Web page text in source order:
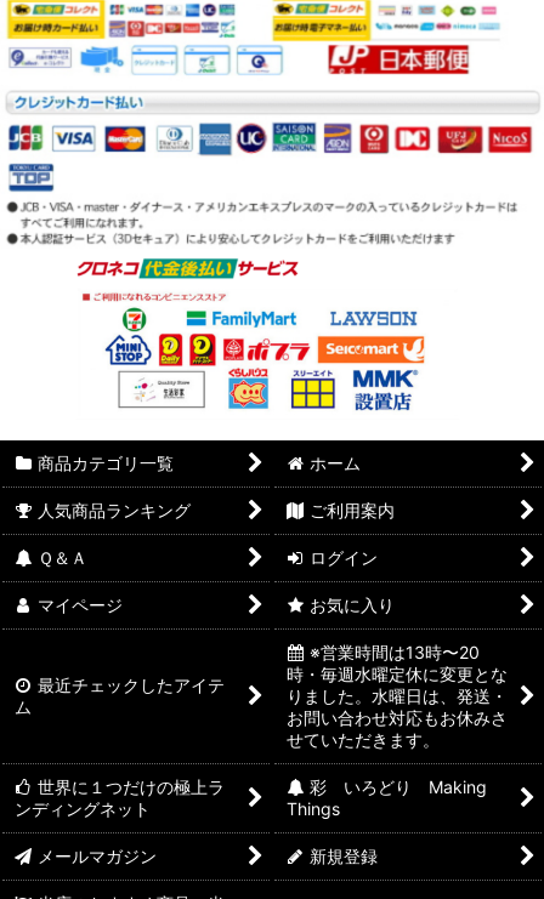
商品カテゴリ一覧 ホーム
人気商品ランキング ご利用案内
Ｑ＆Ａ ログイン
マイページ お気に入り
最近チェックしたアイテ
ム
※営業時間は13時〜20
時・毎週水曜定休に変更とな
りました。水曜日は、発送・
お問い合わせ対応もお休みさ
せていただきます。
世界に１つだけの極上ラ
ンディングネット
彩 いろどり Making
Things
メールマガジン 新規登録